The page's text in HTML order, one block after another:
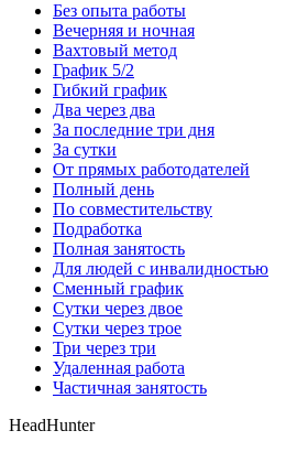
Без опыта работы
Вечерняя и ночная
Вахтовый метод
График 5/2
Гибкий график
Два через два
За последние три дня
За сутки
От прямых работодателей
Полный день
По совместительству
Подработка
Полная занятость
Для людей с инвалидностью
Сменный график
Сутки через двое
Сутки через трое
Три через три
Удаленная работа
Частичная занятость
HeadHunter